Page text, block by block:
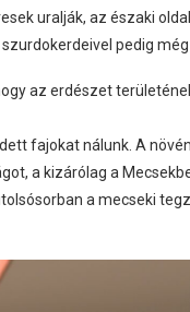
uralják, az északi
pedig még
az erdészet
fajokat nálunk. A
a kizárólag a
a mecseki